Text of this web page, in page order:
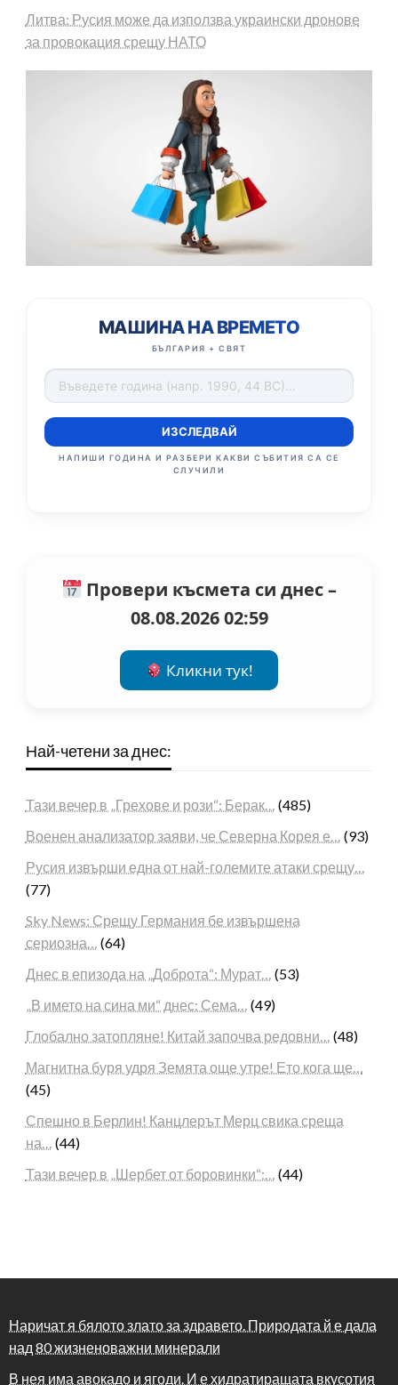
Литва: Русия може да използва украински дронове
за провокация срещу НАТО
МАШИНА НА ВРЕМЕТО
БЪЛГАРИЯ + СВЯТ
ИЗСЛЕДВАЙ
НАПИШИ ГОДИНА И РАЗБЕРИ КАКВИ СЪБИТИЯ СА СЕ
СЛУЧИЛИ
Провери късмета си днес –
08.08.2026 02:59
Кликни тук!
Най-четени за днес:
Тази вечер в „Грехове и рози“: Берак… (485)
Военен анализатор заяви, че Северна Корея е… (93)
Русия извърши една от най-големите атаки срещу…
(77)
Sky News: Срещу Германия бе извършена
сериозна… (64)
Днес в епизода на „Доброта“: Мурат… (53)
„В името на сина ми“ днес: Сема… (49)
Глобално затопляне! Китай започва редовни… (48)
Магнитна буря удря Земята още утре! Ето кога ще…
(45)
Спешно в Берлин! Канцлерът Мерц свика среща
на… (44)
Тази вечер в „Шербет от боровинки“:… (44)
Наричат я бялото злато за здравето. Природата й е дала
над 80 жизненоважни минерали
В нея има авокадо и ягоди. И е хидратиращата вкусотия